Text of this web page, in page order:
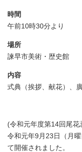
時間
午前10時30分より
場所
諫早市美術・歴史館
内容
式典（挨拶、献花）、
(令和元年度第14回尾花
令和元年9月23日（月
て開催されました。